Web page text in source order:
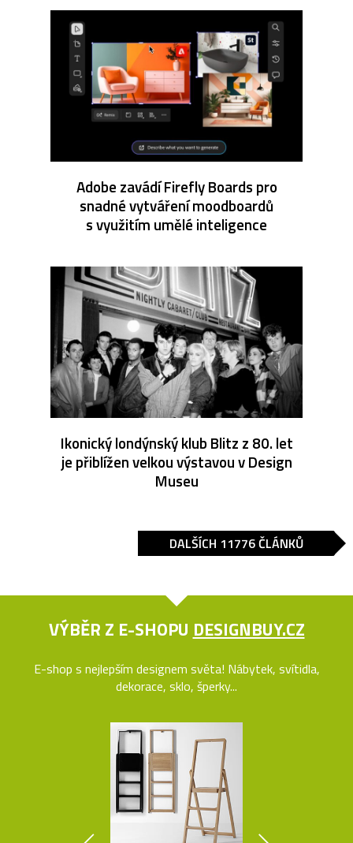
Adobe zavádí Firefly Boards pro
snadné vytváření moodboardů
s využitím umělé inteligence
Ikonický londýnský klub Blitz z 80. let
je přiblížen velkou výstavou v Design
Museu
DALŠÍCH 11776 ČLÁNKŮ
VÝBĚR Z E-SHOPU DESIGNBUY.CZ
E-shop s nejlepším designem světa! Nábytek, svítidla,
dekorace, sklo, šperky...